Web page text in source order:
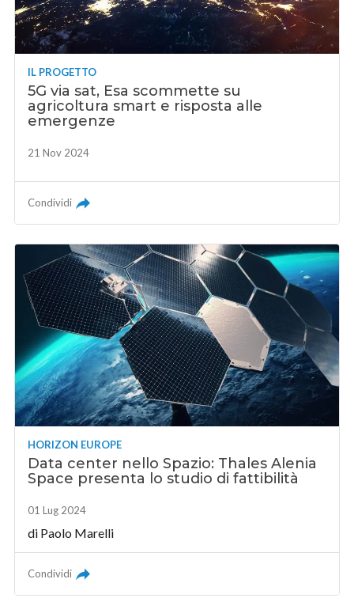
IL PROGETTO
5G via sat, Esa scommette su
agricoltura smart e risposta alle
emergenze
21 Nov 2024
Condividi
HORIZON EUROPE
Data center nello Spazio: Thales Alenia
Space presenta lo studio di fattibilità
01 Lug 2024
di Paolo Marelli
Condividi